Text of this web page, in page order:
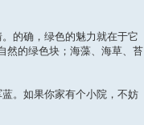
的确，绿色的魅力就在于它
然的绿色块；海藻、海草、苔
。如果你家有个小院，不妨